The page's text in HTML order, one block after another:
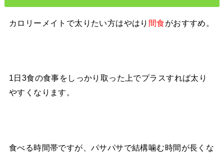
カロリーメイトで太りたい方はやはり 間食がおすすめ。
1日3食の食事をしっかり取った上でプラスすれば太り
やすくなります。
食べる時間帯ですが、パサパサで結構噛む時間が長くな